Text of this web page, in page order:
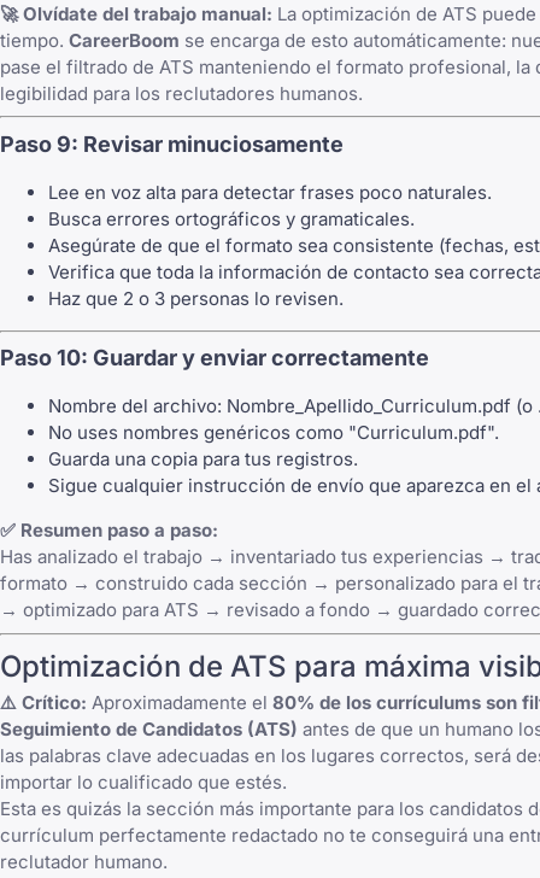
🚀 Olvídate del trabajo manual: La optimización de ATS
tiempo. CareerBoom se encarga de esto automáticamente:
pase el filtrado de ATS manteniendo el formato profesional, la
legibilidad para los reclutadores humanos.
Paso 9: Revisar minuciosamente
Lee en voz alta para detectar frases poco naturales.
Busca errores ortográficos y gramaticales.
Asegúrate de que el formato sea consistente (fechas,
Verifica que toda la información de contacto sea
Haz que 2 o 3 personas lo revisen.
Paso 10: Guardar y enviar correctamente
Nombre del archivo: Nombre_Apellido_Curriculum.pdf (o
No uses nombres genéricos como "Curriculum.pdf".
Guarda una copia para tus registros.
Sigue cualquier instrucción de envío que aparezca en el
✅ Resumen paso a paso:
Has analizado el trabajo → inventariado tus experiencias →
formato → construido cada sección → personalizado para el
→ optimizado para ATS → revisado a fondo → guardado
Optimización de ATS para máxima
⚠️ Crítico: Aproximadamente el 80% de los currículums son
Seguimiento de Candidatos (ATS) antes de que un humano
las palabras clave adecuadas en los lugares correctos, será
importar lo cualificado que estés.
Esta es quizás la sección más importante para los candidatos
currículum perfectamente redactado no te conseguirá una
reclutador humano.